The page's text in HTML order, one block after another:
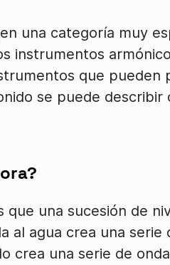
una categoría muy
instrumentos
que
se puede describir
que una sucesión de
al agua crea una
crea una serie de